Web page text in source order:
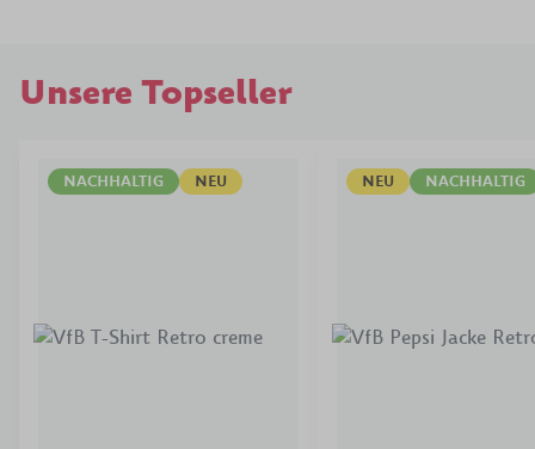
Unsere Topseller
NACHHALTIG NEU NEU NACHHALTIG